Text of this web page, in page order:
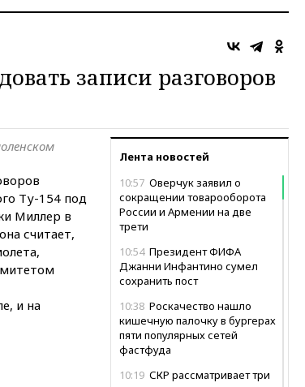
записи разговоров
Лента новостей
10:57 Оверчук заявил о
сокращении товарооборота
России и Армении на две
трети
10:54 Президент ФИФА
Джанни Инфантино сумел
сохранить пост
10:38 Роскачество нашло
кишечную палочку в бургерах
пяти популярных сетей
фастфуда
10:19 СКР рассматривает три
Ту-154 под
Миллер в
считает,
и на